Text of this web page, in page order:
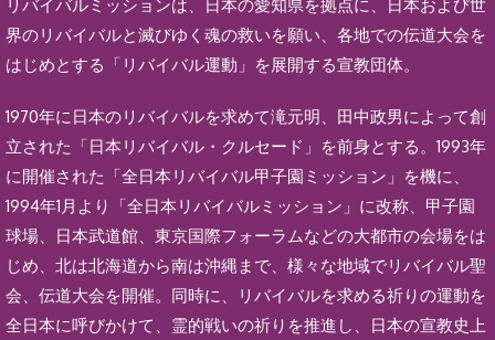
リバイバルミッションは、日本の愛知県を拠点に、日本および世
界のリバイバルと滅びゆく魂の救いを願い、各地での伝道大会を
はじめとする「リバイバル運動」を展開する宣教団体。
1970年に日本のリバイバルを求めて滝元明、田中政男によって創
立された「日本リバイバル・クルセード」を前身とする。1993年
に開催された「全日本リバイバル甲子園ミッション」を機に、
1994年1月より「全日本リバイバルミッション」に改称、甲子園
球場、日本武道館、東京国際フォーラムなどの大都市の会場をは
じめ、北は北海道から南は沖縄まで、様々な地域でリバイバル聖
会、伝道大会を開催。同時に、リバイバルを求める祈りの運動を
全日本に呼びかけて、霊的戦いの祈りを推進し、日本の宣教史上